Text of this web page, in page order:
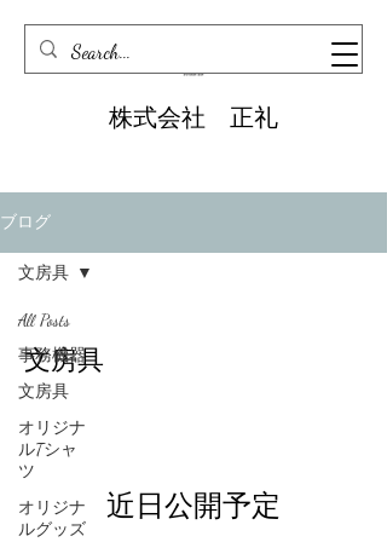
株式会社 正礼
ブログ
All Posts
事務機器
文房具
オリジナ
ルTシャ
ツ
オリジナ
ルグッズ
文房具
文房具
近日公開予定